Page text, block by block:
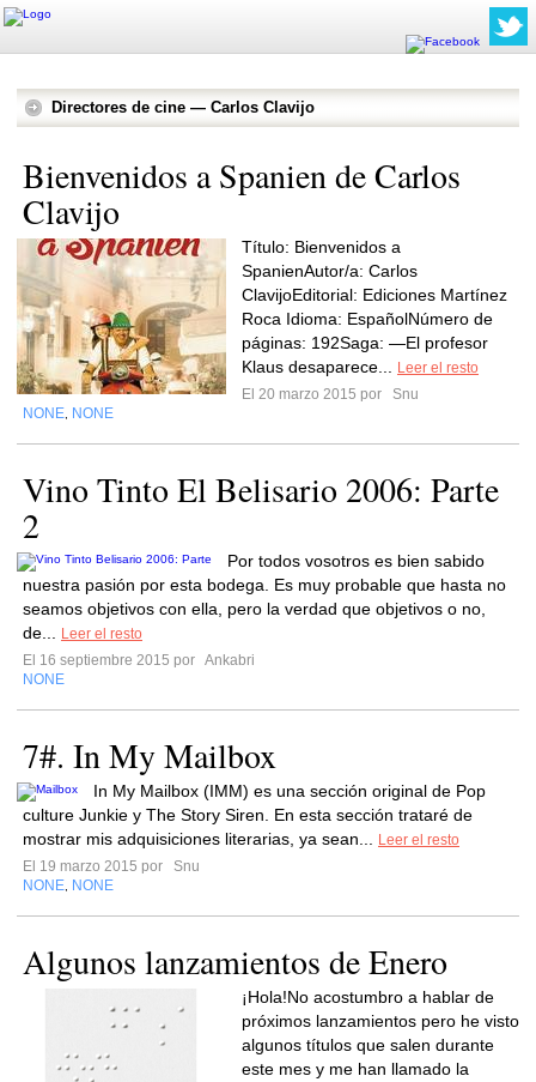
Directores de cine — Carlos Clavijo
Bienvenidos a Spanien de Carlos
Clavijo
Título: Bienvenidos a
SpanienAutor/a: Carlos
ClavijoEditorial: Ediciones Martínez
Roca Idioma: EspañolNúmero de
páginas: 192Saga: —El profesor
Klaus desaparece...
Leer el resto
El 20 marzo 2015 por
Snu
NONE NONE
Vino Tinto El Belisario 2006: Parte
2
Por todos vosotros es bien sabido
nuestra pasión por esta bodega. Es muy probable que hasta no
seamos objetivos con ella, pero la verdad que objetivos o no,
de...
Leer el resto
El 16 septiembre 2015 por Ankabri
NONE
7#. In My Mailbox
In My Mailbox (IMM) es una sección original de Pop
culture Junkie y The Story Siren. En esta sección trataré de
mostrar mis adquisiciones literarias, ya sean...
Leer el resto
El 19 marzo 2015 por
Snu
NONE NONE
Algunos lanzamientos de Enero
¡Hola!No acostumbro a hablar de
próximos lanzamientos pero he visto
algunos títulos que salen durante
este mes y me han llamado la